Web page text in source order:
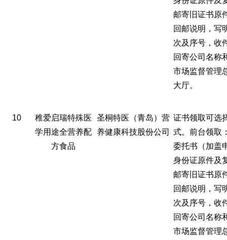
邮寄旧证书原
回邮说明，写
次及序号，收
回寄公司名称
市场监督管理
大厅。
10
稚爱启瑞特殊医
学用途全营养配
方食品
圣桐特医（青岛）营
养健康科技股份公司
证书领取可选
式。前台领取
委托书（加盖
身份证原件及
邮寄旧证书原
回邮说明，写
次及序号，收
回寄公司名称
市场监督管理